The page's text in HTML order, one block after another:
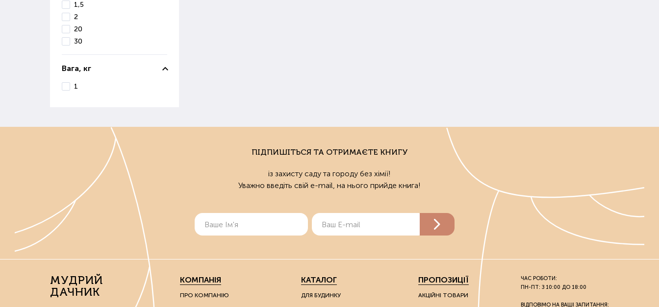
1,5
2
20
30
Вага, кг
1
ПІДПИШІТЬСЯ ТА ОТРИМАЄТЕ КНИГУ
із захисту саду та городу без хімії!
Уважно введіть свій e-mail, на нього прийде книга!
МУДРИЙ
ДАЧНИК
КОМПАНІЯ
ПРО КОМПАНІЮ
КАТАЛОГ
ДЛЯ БУДИНКУ
ПРОПОЗИЦІЇ
АКЦІЙНІ ТОВАРИ
ЧАС РОБОТИ:
ПН-ПТ: З 10:00 ДО 18:00
ВІДПОВІМО НА ВАШІ ЗАПИТАННЯ: